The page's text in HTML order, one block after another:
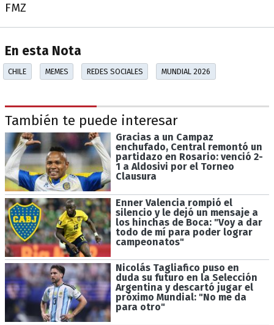
FMZ
En esta Nota
CHILE MEMES REDES SOCIALES MUNDIAL 2026
También te puede interesar
Gracias a un Campaz
enchufado, Central remontó un
partidazo en Rosario: venció 2-
1 a Aldosivi por el Torneo
Clausura
Enner Valencia rompió el
silencio y le dejó un mensaje a
los hinchas de Boca: "Voy a dar
todo de mí para poder lograr
campeonatos"
Nicolás Tagliafico puso en
duda su futuro en la Selección
Argentina y descartó jugar el
próximo Mundial: "No me da
para otro"